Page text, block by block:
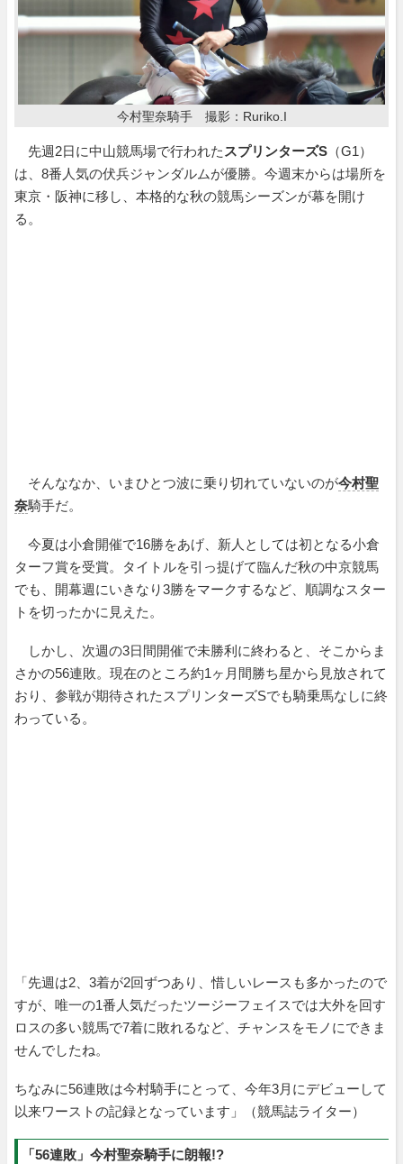
今村聖奈騎手 撮影：Ruriko.I
先週2日に中山競馬場で行われた スプリンターズS （G1）
は、8番人気の伏兵ジャンダルムが優勝。今週末からは場所を
東京・阪神に移し、本格的な秋の競馬シーズンが幕を開け
る。
そんななか、いまひとつ波に乗り切れていないのが今村聖
奈騎手だ。
今夏は小倉開催で16勝をあげ、新人としては初となる小倉
ターフ賞を受賞。タイトルを引っ提げて臨んだ秋の中京競馬
でも、開幕週にいきなり3勝をマークするなど、順調なスター
トを切ったかに見えた。
しかし、次週の3日間開催で未勝利に終わると、そこからま
さかの56連敗。現在のところ約1ヶ月間勝ち星から見放されて
おり、参戦が期待されたスプリンターズSでも騎乗馬なしに終
わっている。
「先週は2、3着が2回ずつあり、惜しいレースも多かったので
すが、唯一の1番人気だったツージーフェイスでは大外を回す
ロスの多い競馬で7着に敗れるなど、チャンスをモノにできま
せんでしたね。
ちなみに56連敗は今村騎手にとって、今年3月にデビューして
以来ワーストの記録となっています」（競馬誌ライター）
「56連敗」今村聖奈騎手に朗報!?